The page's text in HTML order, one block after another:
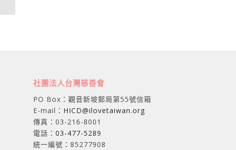
社團法人台灣慈善會
PO Box：觀音新坡郵局第55號信箱
E-mail： HICD@ilovetaiwan.org
傳真：03-216-8001
電話： 03-477-5289
統一編號：85277908